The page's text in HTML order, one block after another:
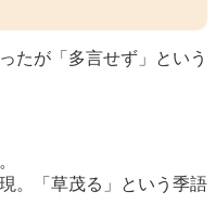
たが「多言せず」という
。「草茂る」という季語